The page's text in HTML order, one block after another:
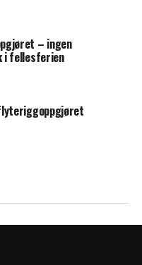
– ingen
fellesferien